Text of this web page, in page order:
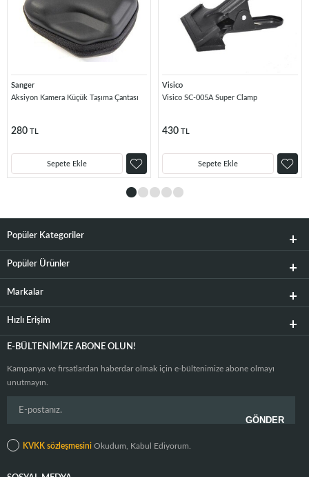
Sanger
Aksiyon Kamera Küçük Taşıma Çantası
280 TL
Sepete Ekle
Visico
Visico SC-005A Super Clamp
430 TL
Sepete Ekle
Popüler Kategoriler
Popüler Ürünler
Markalar
Hızlı Erişim
E-BÜLTENIMIZE ABONE OLUN!
Kampanya ve fırsatlardan haberdar olmak için e-bültenimize abone olmayı
unutmayın.
KVKK sözleşmesini Okudum, Kabul Ediyorum.